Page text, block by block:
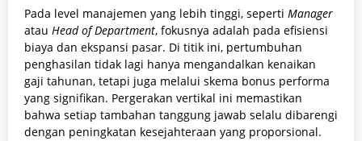
Pada level manajemen yang lebih tinggi, seperti Manager
atau Head of Department, fokusnya adalah pada efisiensi
biaya dan ekspansi pasar. Di titik ini, pertumbuhan
penghasilan tidak lagi hanya mengandalkan kenaikan
gaji tahunan, tetapi juga melalui skema bonus performa
yang signifikan. Pergerakan vertikal ini memastikan
bahwa setiap tambahan tanggung jawab selalu dibarengi
dengan peningkatan kesejahteraan yang proporsional.